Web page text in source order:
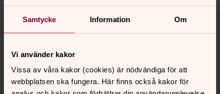
Samtycke Information Om
Vi använder kakor
Vissa av våra kakor (cookies) är nödvändiga för att
webbplatsen ska fungera. Här finns också kakor för
Tillbaka till toppen
Tillbaka till innehållet
Kontakt